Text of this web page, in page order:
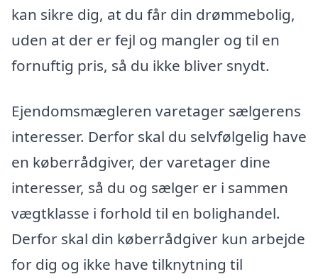
kan sikre dig, at du får din drømmebolig,
uden at der er fejl og mangler og til en
fornuftig pris, så du ikke bliver snydt.
Ejendomsmægleren varetager sælgerens
interesser. Derfor skal du selvfølgelig have
en køberrådgiver, der varetager dine
interesser, så du og sælger er i sammen
vægtklasse i forhold til en bolighandel.
Derfor skal din køberrådgiver kun arbejde
for dig og ikke have tilknytning til